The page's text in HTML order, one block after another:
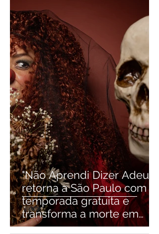
"Não Aprendi Dizer Adeus"
retorna a São Paulo com
temporada gratuita e
transforma a morte em
motivo para rir e refletir